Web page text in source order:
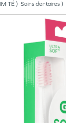
Soins dentaires